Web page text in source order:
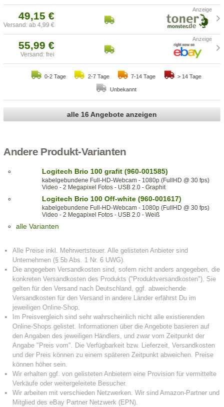
49,15 €
Versand: ab 4,99 €
55,99 €
Versand: frei
0-2 Tage 2-7 Tage 7-14 Tage > 14 Tage
Unbekannt
alle 16 Angebote anzeigen
Andere Produkt-Varianten
Logitech Brio 100 grafit (960-001585)
kabelgebundene Full-HD-Webcam - 1080p (FullHD @ 30 fps)
Video - 2 Megapixel Fotos - USB 2.0 - Graphit
Logitech Brio 100 Off-white (960-001617)
kabelgebundene Full-HD-Webcam - 1080p (FullHD @ 30 fps)
Video - 2 Megapixel Fotos - USB 2.0 - Weiß
alle Varianten